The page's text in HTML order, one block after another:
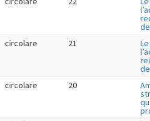
circolare 21
circolare 20